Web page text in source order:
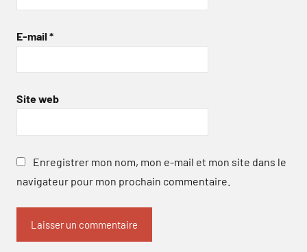
E-mail *
Site web
Enregistrer mon nom, mon e-mail et mon site dans le
navigateur pour mon prochain commentaire.